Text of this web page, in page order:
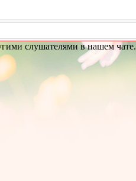
слушателями в нашем чате.